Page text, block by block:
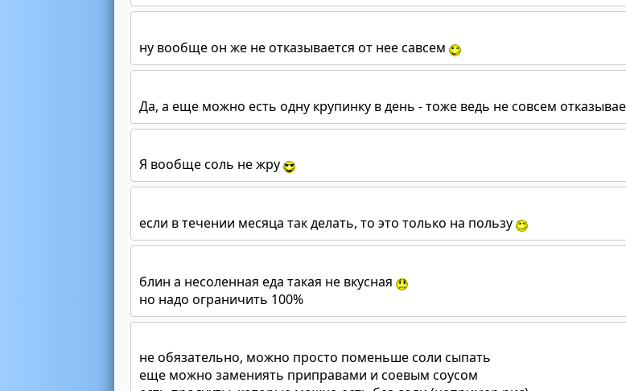
ну вообще он же не отказывается от нее савсем
Да, а еще можно есть одну крупинку в день - тоже ведь не совсем
Я вообще соль не жру
если в течении месяца так делать, то это только на пользу
блин а несоленная еда такая не вкусная
но надо ограничить 100%
не обязательно, можно просто поменьше соли сыпать
еще можно замениять приправами и соевым соусом